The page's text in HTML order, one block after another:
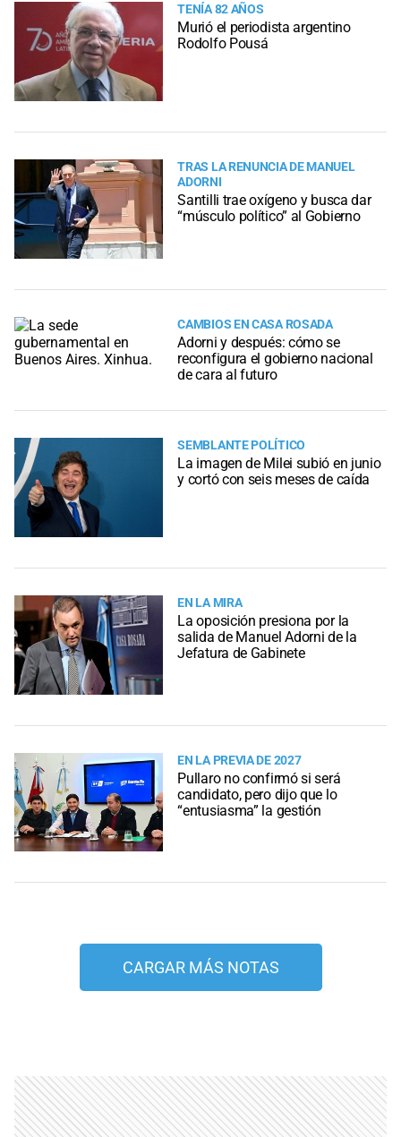
TENÍA 82 AÑOS
Murió el periodista argentino
Rodolfo Pousá
TRAS LA RENUNCIA DE MANUEL
ADORNI
Santilli trae oxígeno y busca dar
“músculo político” al Gobierno
CAMBIOS EN CASA ROSADA
Adorni y después: cómo se
reconfigura el gobierno nacional
de cara al futuro
SEMBLANTE POLÍTICO
La imagen de Milei subió en junio
y cortó con seis meses de caída
EN LA MIRA
La oposición presiona por la
salida de Manuel Adorni de la
Jefatura de Gabinete
EN LA PREVIA DE 2027
Pullaro no confirmó si será
candidato, pero dijo que lo
“entusiasma” la gestión
CARGAR MÁS NOTAS